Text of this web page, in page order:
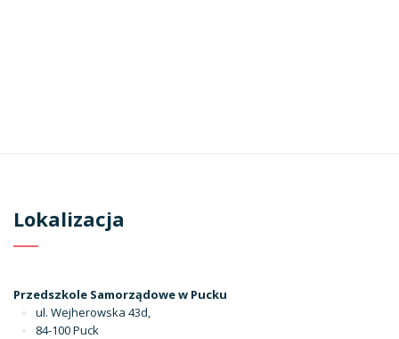
Lokalizacja
Przedszkole Samorządowe w Pucku
ul. Wejherowska 43d,
84-100 Puck